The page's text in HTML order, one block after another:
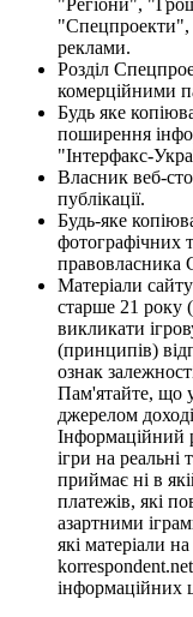
"Регіони",
"Спецпроекти",
реклами.
Розділ
комерційними
Будь яке
поширення
"Інтерфакс-
Власник веб-
публікації.
Будь-яке
фотографічних
правовласника
Матеріали
старше 21 року
викликати
(принципів)
ознак
Пам'ятайте, що
джерелом
Інформаційний
ігри на реальні
приймає ні в
платежів, які
азартними
які матеріали
інформаційних